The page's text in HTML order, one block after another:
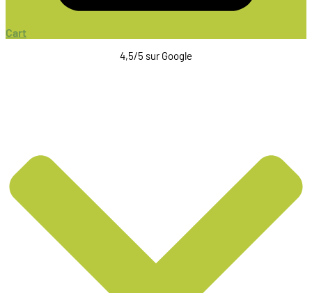
Cart
4,5/5 sur Google